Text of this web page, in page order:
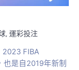
, 運彩投注
2023 FIBA
是自2019年新制